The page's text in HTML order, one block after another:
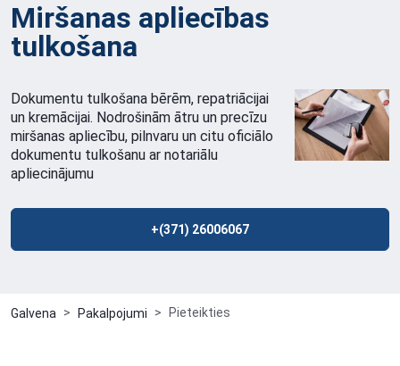
Miršanas apliecības
tulkošana
Dokumentu tulkošana bērēm, repatriācijai
un kremācijai. Nodrošinām ātru un precīzu
miršanas apliecību, pilnvaru un citu oficiālo
dokumentu tulkošanu ar notariālu
apliecinājumu
+(371) 26006067
Galvena Pakalpojumi Pieteikties